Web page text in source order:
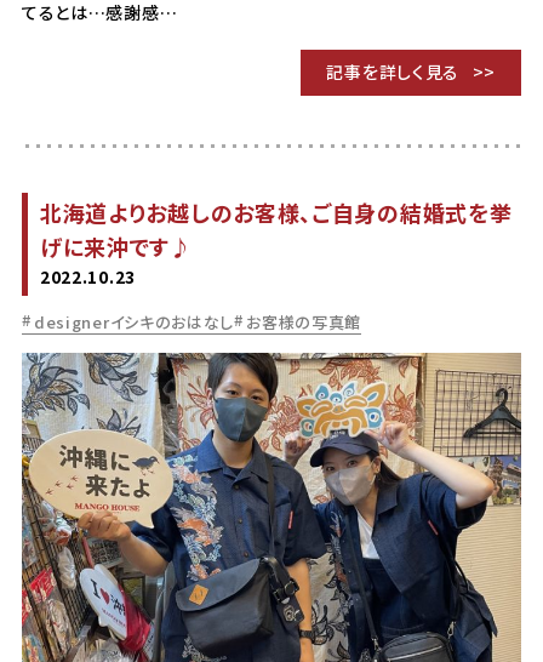
てるとは…感謝感…
記事を詳しく見る
北海道よりお越しのお客様、ご自身の結婚式を挙
げに来沖です♪
2022.10.23
designerイシキのおはなし お客様の写真館